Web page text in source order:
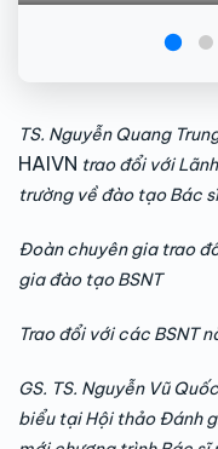
TS. Nguyễn Quang
HAIVN trao đổi với
trường về đào tạo Bác
Đoàn chuyên gia trao
gia đào tạo BSNT
Trao đổi với các BSNT
GS. TS. Nguyễn Vũ
biểu tại Hội thảo Đánh